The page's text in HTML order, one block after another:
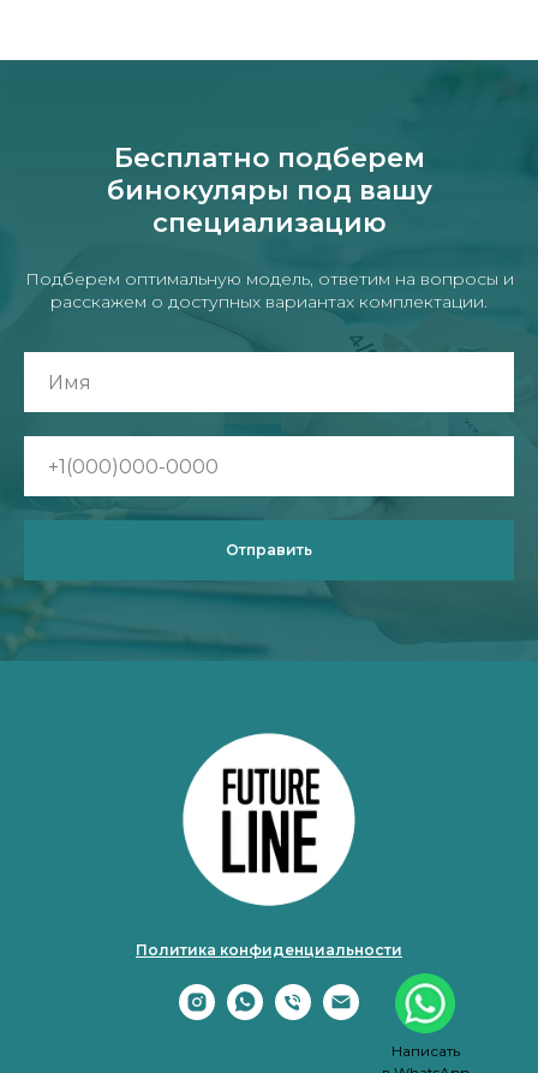
Бесплатно подберем
бинокуляры под вашу
специализацию
Подберем оптимальную модель, ответим на вопросы и
расскажем о доступных вариантах комплектации.
Отправить
Написать
Политика конфиденциальности